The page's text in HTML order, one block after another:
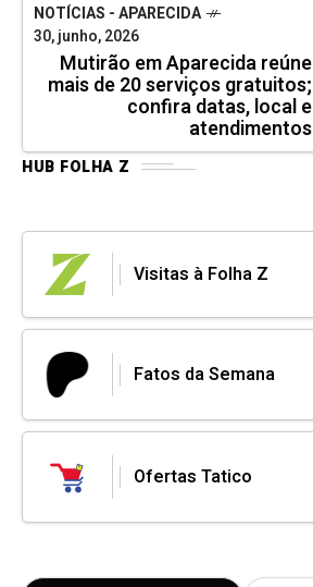
NOTÍCIAS - APARECIDA
30, junho, 2026
Mutirão em Aparecida reúne
mais de 20 serviços gratuitos;
confira datas, local e
atendimentos
HUB FOLHA Z
Visitas à Folha Z
Fatos da Semana
Ofertas Tatico